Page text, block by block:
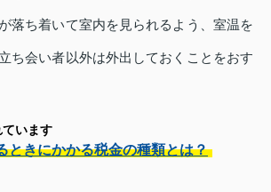
落ち着いて室内を見られるよう、室温を
ち会い者以外は外出しておくことをおす
います
ときにかかる税金の種類とは？